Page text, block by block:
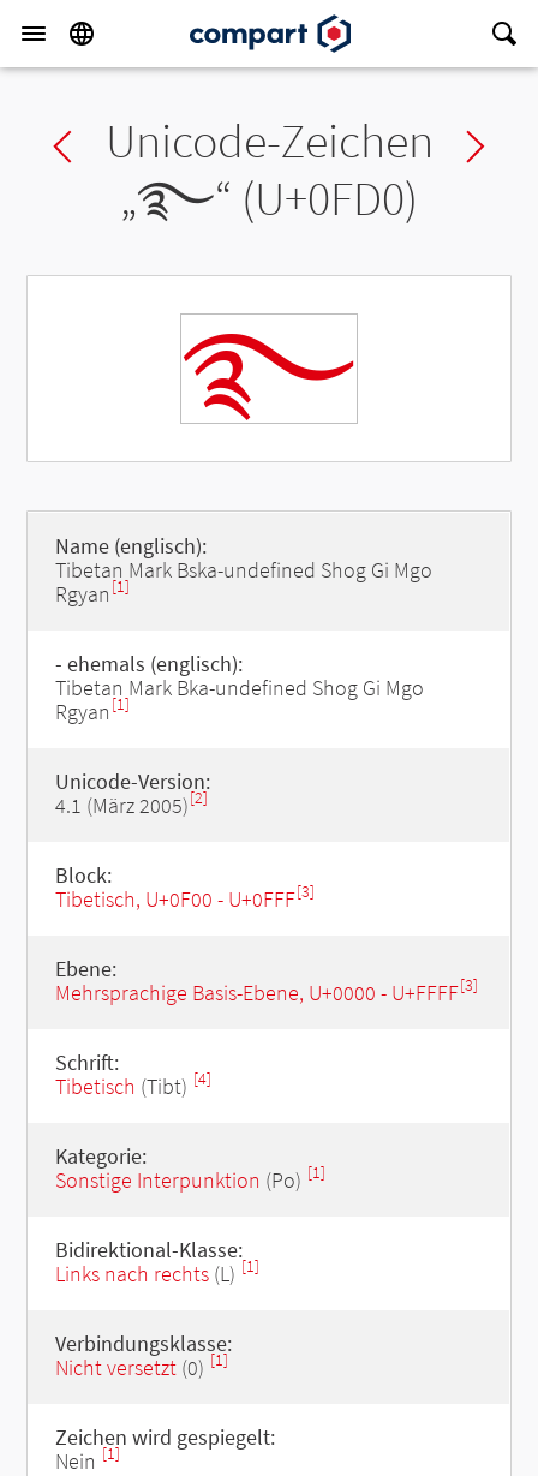
Previous char
Unicode-Zeichen
„࿐“ (U+0FD0)
࿐
Name (englisch):
Tibetan Mark Bska-undefined Shog Gi Mgo
Rgyan [1]
- ehemals (englisch):
Tibetan Mark Bka-undefined Shog Gi Mgo
Rgyan [1]
Unicode-Version:
4.1 (März 2005)[2]
Block:
Tibetisch, U+0F00 - U+0FFF[3]
Ebene:
Mehrsprachige Basis-Ebene, U+0000 - U+FFFF[3]
Schrift:
Tibetisch (Tibt) [4]
Kategorie:
Sonstige Interpunktion (Po) [1]
Bidirektional-Klasse:
Links nach rechts(L) [1]
Verbindungsklasse:
Nicht versetzt(0) [1]
Zeichen wird gespiegelt:
Nein [1]